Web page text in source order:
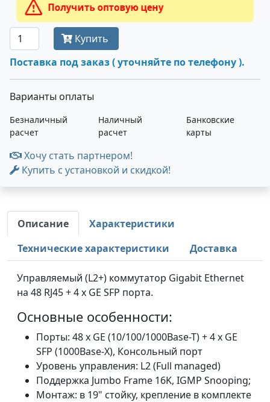
Получить оптовую цену
Купить
Поставка под заказ ( уточняйте по телефону ).
Варианты оплаты
Безналичный
расчет
Наличный
расчет
Банковские
карты
Хочу стать партнером!
Купить с установкой и скидкой!
Описание
Характеристики
Технические характеристики
Доставка
Управляемый (L2+) коммутатор Gigabit Ethernet
на 48 RJ45 + 4 x GE SFP порта.
Основные особенности:
Порты: 48 x GE (10/100/1000Base-T) + 4 x GE
SFP (1000Base-X), Консольный порт
Уровень управления: L2 (Full managed)
Поддержка Jumbo Frame 16K, IGMP Snooping;
Монтаж: в 19" стойку, крепление в комплекте